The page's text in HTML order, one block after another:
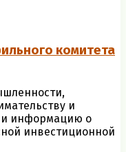
комитета
и
информацию о
инвестиционной